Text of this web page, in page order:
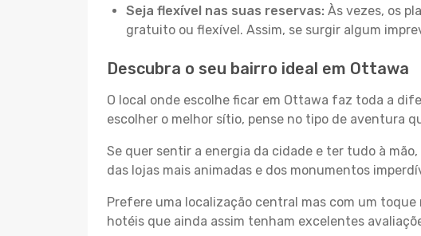
Seja flexível nas suas reservas: Às vezes, os
gratuito ou flexível. Assim, se surgir algum
Descubra o seu bairro ideal em Ottawa
O local onde escolhe ficar em Ottawa faz toda a
escolher o melhor sítio, pense no tipo de aventura
Se quer sentir a energia da cidade e ter tudo à mão,
das lojas mais animadas e dos monumentos
Prefere uma localização central mas com um
hotéis que ainda assim tenham excelentes